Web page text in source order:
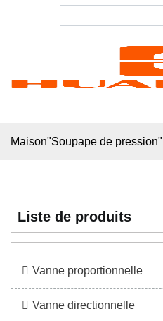
Maison"Soupape de pression"
Liste de produits
Vanne proportionnelle
Vanne directionnelle